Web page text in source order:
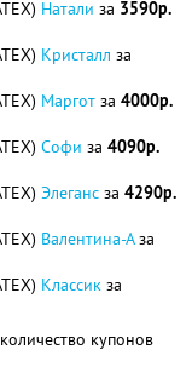
Натали за 3590р.
Кристалл за
Маргот за 4000р.
Софи за 4090р.
Элеганс за 4290р.
Валентина-Аза
Классик за
купонов